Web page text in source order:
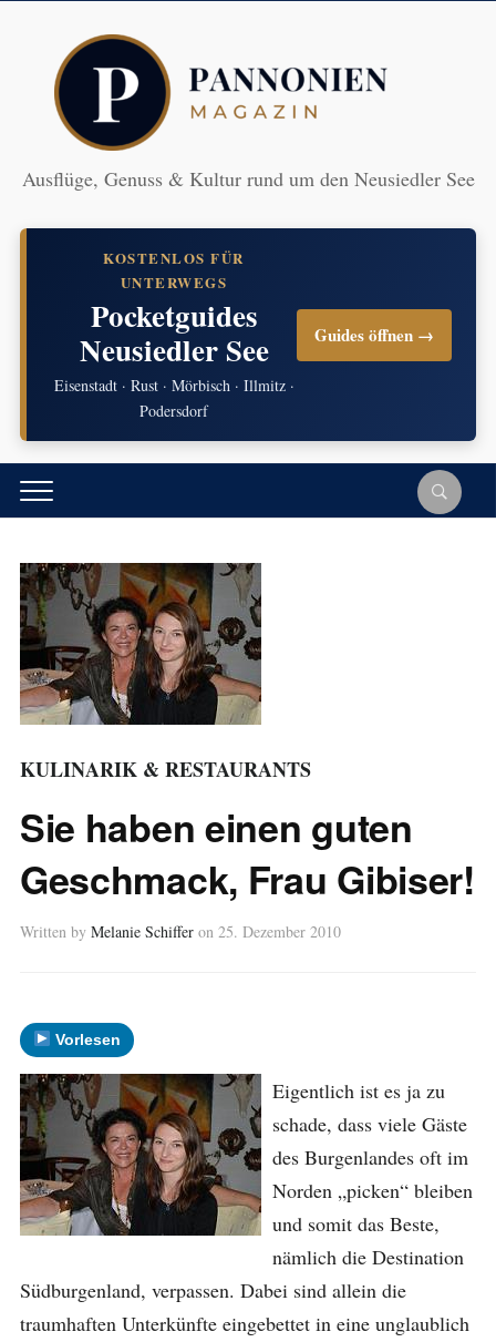
Ausflüge, Genuss & Kultur rund um den Neusiedler See
KOSTENLOS FÜR
UNTERWEGS
Pocketguides
Neusiedler See
Eisenstadt · Rust · Mörbisch · Illmitz ·
Podersdorf
Guides öffnen →
KULINARIK & RESTAURANTS
Sie haben einen guten
Geschmack, Frau Gibiser!
Written by Melanie Schiffer on 25. Dezember 2010
Vorlesen
Eigentlich ist es ja zu
schade, dass viele Gäste
des Burgenlandes oft im
Norden „picken“ bleiben
und somit das Beste,
nämlich die Destination
Südburgenland, verpassen. Dabei sind allein die
traumhaften Unterkünfte eingebettet in eine unglaublich